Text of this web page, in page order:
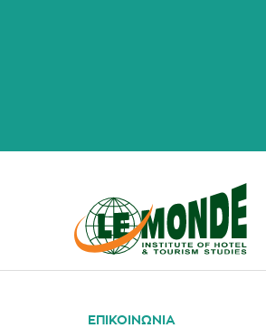
ΕΠΙΚΟΙΝΩΝΙΑ